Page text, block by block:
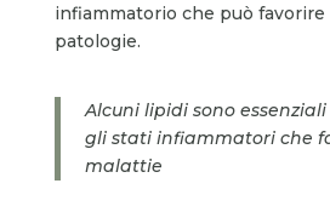
infiammatorio che può favorire
patologie.
Alcuni lipidi sono
gli stati infiammatori che
malattie